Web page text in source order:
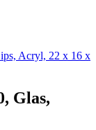
Acryl, 22 x 16 x
Glas,